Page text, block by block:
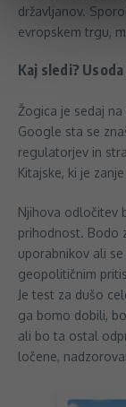
državljanov.
evropskem trgu,
Kaj sledi?
Žogica je sedaj
Google sta se
regulatorjev in
Kitajske, ki je
Njihova odločitev
prihodnost. Bodo
uporabnikov ali
geopolitičnim
Je test za dušo
ga bomo dobili,
ali bo ta ostal
ločene,